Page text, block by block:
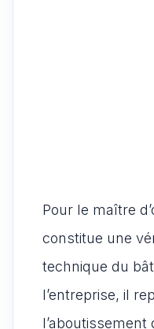
Pour le maître
constitue une
technique du
l’entreprise, il
l’aboutissement